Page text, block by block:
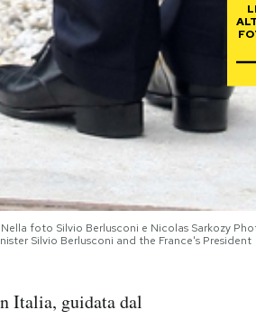
foto Silvio Berlusconi e Nicolas Sarkozy
Silvio Berlusconi and the France's President
Italia, guidata dal